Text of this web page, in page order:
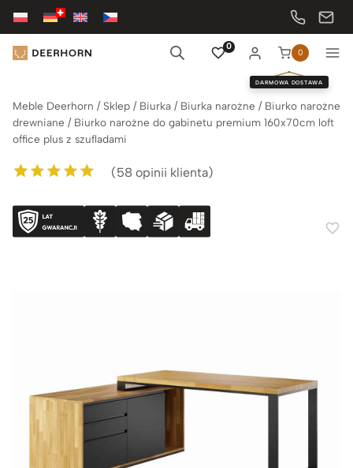
Przejdź
treści
0
0
DARMOWA DOSTAWA
Meble Deerhorn / Sklep / Biurka / Biurka narożne / Biurko narożne
drewniane / Biurko narożne do gabinetu premium 160x70cm loft
office plus z szufladami
5.00na 5 na
podstawie
ocen klientów
(58 opinii klienta)